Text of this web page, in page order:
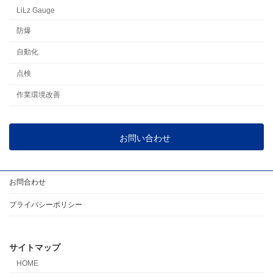
LiLz Gauge
防爆
自動化
点検
作業環境改善
お問い合わせ
お問合わせ
プライバシーポリシー
サイトマップ
HOME